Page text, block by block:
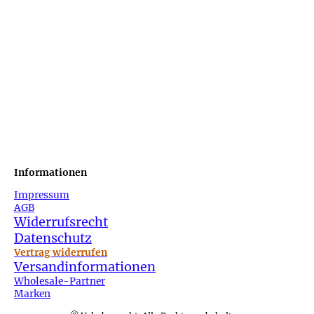
Informationen
Impressum
AGB
Widerrufsrecht
Datenschutz
Vertrag widerrufen
Versandinformationen
Wholesale-Partner
Marken